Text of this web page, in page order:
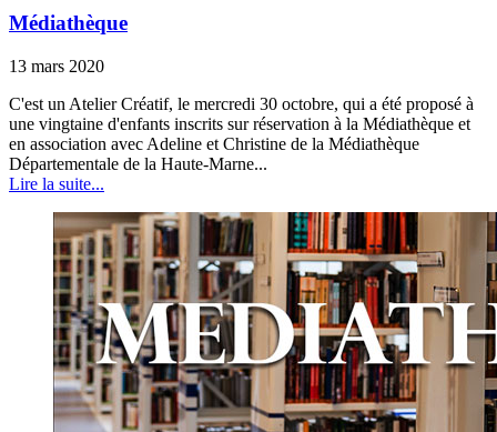
Médiathèque
13 mars 2020
C'est un Atelier Créatif, le mercredi 30 octobre, qui a été proposé à
une vingtaine d'enfants inscrits sur réservation à la Médiathèque et
en association avec Adeline et Christine de la Médiathèque
Départementale de la Haute-Marne...
Lire la suite...